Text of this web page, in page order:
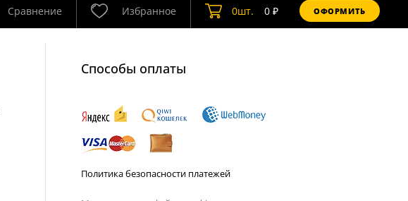
Сравнение Избранное 0шт. 0₽ ОФОРМИТЬ
Способы оплаты
Политика безопасности платежей